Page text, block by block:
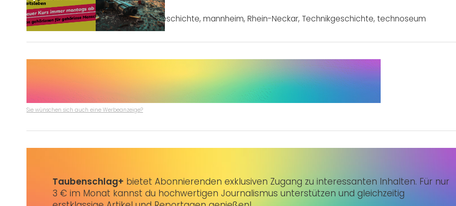
Post Views: 1.229
Tags:Führung,Gebärdensprache,Geschichte, mannheim, Rhein-Neckar, Technikgeschichte, technoseum
Sie wünschen sich auch eine Werbeanzeige?
Taubenschlag+ bietet Abonnierenden exklusiven Zugang zu interessanten Inhalten. Für nur
3 € im Monat kannst du hochwertigen Journalismus unterstützen und gleichzeitig